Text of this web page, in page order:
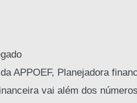
APPOEF, Planejadora
vai além dos